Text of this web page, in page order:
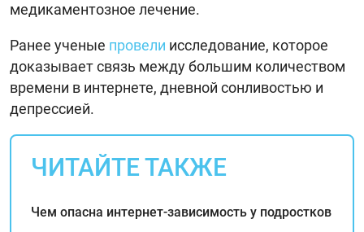
медикаментозное лечение.
Ранее ученые провели исследование, которое
доказывает связь между большим количеством
времени в интернете, дневной сонливостью и
депрессией.
ЧИТАЙТЕ ТАКЖЕ
Чем опасна интернет-зависимость у подростков